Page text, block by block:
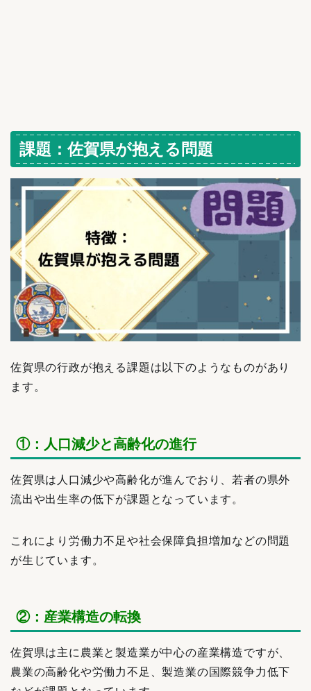
課題：佐賀県が抱える問題
佐賀県の行政が抱える課題は以下のようなものがあり
ます。
①：人口減少と高齢化の進行
佐賀県は人口減少や高齢化が進んでおり、若者の県外
流出や出生率の低下が課題となっています。
これにより労働力不足や社会保障負担増加などの問題
が生じています。
②：産業構造の転換
佐賀県は主に農業と製造業が中心の産業構造ですが、
農業の高齢化や労働力不足、製造業の国際競争力低下